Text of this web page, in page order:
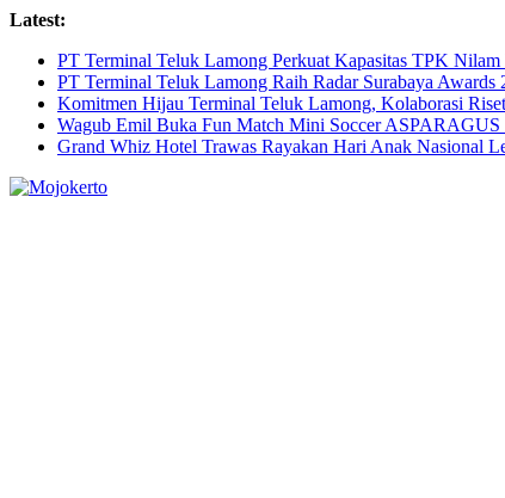
Skip
content
Latest:
PT Terminal Teluk Lamong Perkuat Kapasitas TPK
PT Terminal Teluk Lamong Raih Radar Surabaya
Komitmen Hijau Terminal Teluk Lamong, Kolaborasi
Wagub Emil Buka Fun Match Mini Soccer ASPARAGUS
Grand Whiz Hotel Trawas Rayakan Hari Anak Nasional